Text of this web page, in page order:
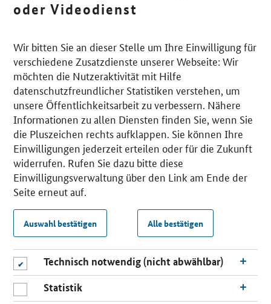
oder Videodienst
Wir bitten Sie an dieser Stelle um Ihre Einwilligung für
verschiedene Zusatzdienste unserer Webseite: Wir
möchten die Nutzeraktivität mit Hilfe
datenschutzfreundlicher Statistiken verstehen, um
unsere Öffentlichkeitsarbeit zu verbessern. Nähere
Informationen zu allen Diensten finden Sie, wenn Sie
die Pluszeichen rechts aufklappen. Sie können Ihre
Einwilligungen jederzeit erteilen oder für die Zukunft
widerrufen. Rufen Sie dazu bitte diese
Einwilligungsverwaltung über den Link am Ende der
Seite erneut auf.
Auswahl bestätigen Alle bestätigen
Technisch notwendig (nicht abwählbar)
Statistik